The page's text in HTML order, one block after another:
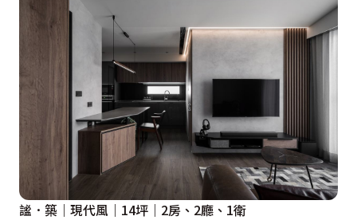
謐．築｜現代風｜14坪｜2房、2廳、1衛